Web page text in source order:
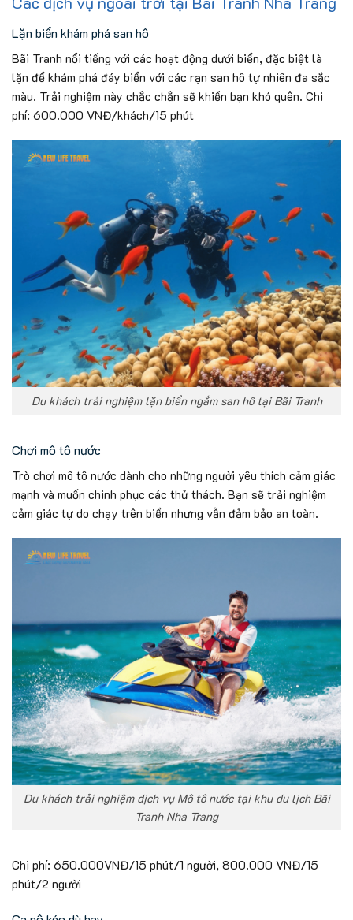
Lặn biển khám phá san hô
Bãi Tranh nổi tiếng với các hoạt động dưới biển, đặc biệt là
lặn để khám phá đáy biển với các rạn san hô tự nhiên đa sắc
màu. Trải nghiệm này chắc chắn sẽ khiến bạn khó quên. Chi
phí: 600.000 VNĐ/khách/15 phút
Du khách trải nghiệm lặn biển ngắm san hô tại Bãi Tranh
Chơi mô tô nước
Trò chơi mô tô nước dành cho những người yêu thích cảm giác
mạnh và muốn chinh phục các thử thách. Bạn sẽ trải nghiệm
cảm giác tự do chạy trên biển nhưng vẫn đảm bảo an toàn.
Du khách trải nghiệm dịch vụ Mô tô nước tại khu du lịch Bãi
Tranh Nha Trang
Chi phí: 650.000VNĐ/15 phút/1 người, 800.000 VNĐ/15
phút/2 người